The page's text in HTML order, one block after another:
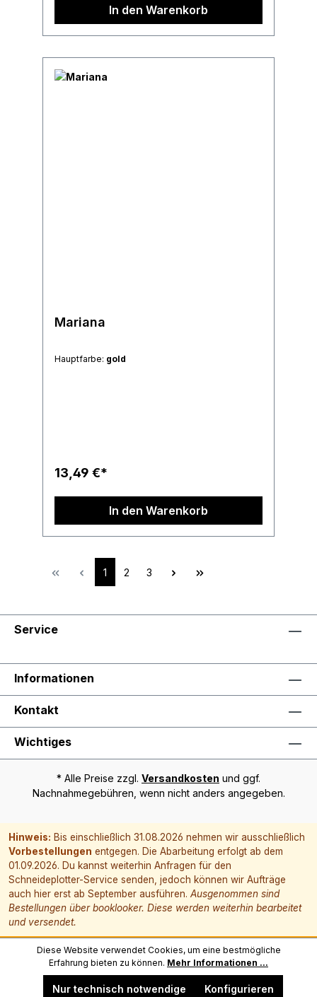
In den Warenkorb
Mariana
Hauptfarbe: gold
13,49 €*
In den Warenkorb
1 2 3
Service
Informationen
Kontakt
Wichtiges
* Alle Preise zzgl. Versandkosten und ggf.
Nachnahmegebühren, wenn nicht anders angegeben.
Diese Website verwendet Cookies, um eine bestmögliche
Erfahrung bieten zu können. Mehr Informationen ...
Nur technisch notwendige Konfigurieren
Hinweis: Bis einschließlich 31.08.2026 nehmen wir ausschließlich
Vorbestellungen entgegen. Die Abarbeitung erfolgt ab dem
01.09.2026. Du kannst weiterhin Anfragen für den
Schneideplotter-Service senden, jedoch können wir Aufträge
auch hier erst ab September ausführen. Ausgenommen sind
Bestellungen über booklooker. Diese werden weiterhin bearbeitet
und versendet.